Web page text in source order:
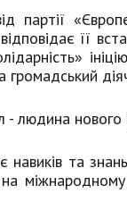
партії
її
громадський
людина
навиків та